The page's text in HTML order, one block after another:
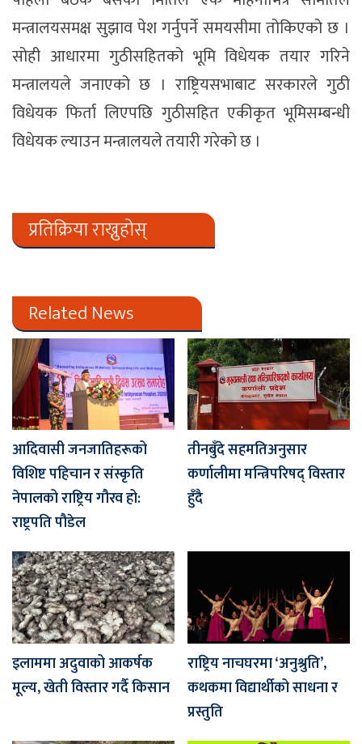
मन्त्रालयसमक्ष सुझाव पेश गर्नुपर्ने समयसीमा तोकिएको छ ।
सोही आधारमा गुठीसहितको भूमि विधेयक तयार गरिने
मन्त्रालयले जनाएको छ । राष्ट्रियसभाबाट सरकारले गुठी
विधेयक फिर्ता लिएपछि गुठीसहित एकीकृत भूमिसम्बन्धी
विधेयक ल्याउन मन्त्रालयले तयारी गरेको छ ।
प्रतिक्रिया राख्नुहोस्
Related News
आदिवासी जनजातिहरूको
विशिष्ट पहिचान र संस्कृति
नेपालको राष्ट्रिय गौरव हो:
राष्ट्रपति पौडेल
तीनबुँदे सहमतिअनुसार
कर्णालीमा मन्त्रिपरिषद् विस्तार
हुँदै
इलाममा अदुवाको आकर्षक
मूल्य, खेती विस्तार गर्दै किसान
राष्ट्रिय नाचघरमा ‘अनुश्रुति’,
कथकमा विद्यार्थीको साधना र
प्रस्तुति